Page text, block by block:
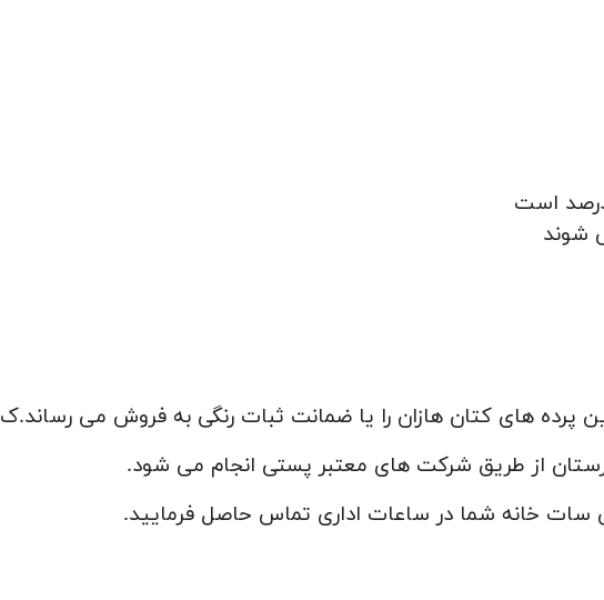
شوند
پرده های کتان هازان را یا ضمانت ثبات رنگی به فروش می رساند.ک
از طریق شرکت های معتبر پستی انجام می شود.
سات خانه شما در ساعات اداری تماس حاصل فرمایید.